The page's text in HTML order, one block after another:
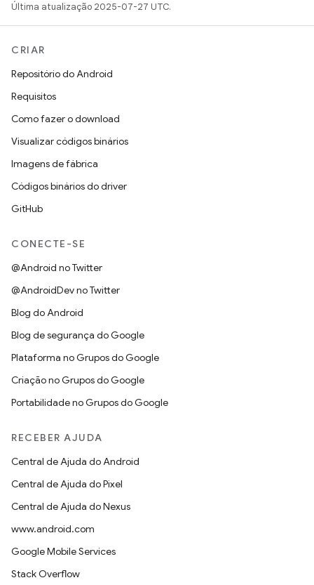
Última atualização 2025-07-27 UTC.
CRIAR
Repositório do Android
Requisitos
Como fazer o download
Visualizar códigos binários
Imagens de fábrica
Códigos binários do driver
GitHub
CONECTE-SE
@Android no Twitter
@AndroidDev no Twitter
Blog do Android
Blog de segurança do Google
Plataforma no Grupos do Google
Criação no Grupos do Google
Portabilidade no Grupos do Google
RECEBER AJUDA
Central de Ajuda do Android
Central de Ajuda do Pixel
Central de Ajuda do Nexus
www.android.com
Google Mobile Services
Stack Overflow